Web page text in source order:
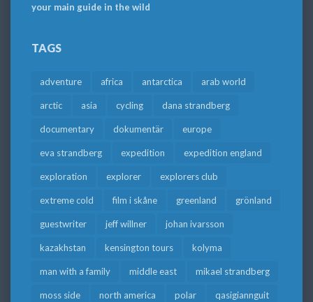
your main guide in the wild
TAGS
adventure africa antarctica arab world
arctic asia cycling dana strandberg
documentary dokumentär europe
eva strandberg expedition expedition england
exploration explorer explorers club
extreme cold film i skåne greenland grönland
guestwriter jeff willner johan ivarsson
kazakhstan kensington tours kolyma
man with a family middle east mikael strandberg
moss side north america polar qasigiannguit